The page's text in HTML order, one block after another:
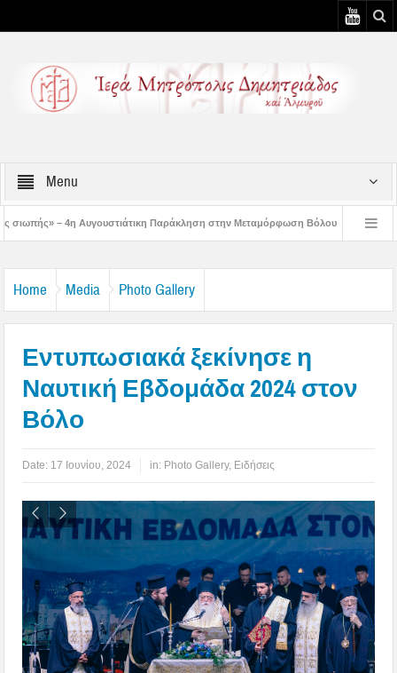
Menu
Παράκληση στην Μεταμόρφωση Βόλου Επίσκεψη του Δ/ντού της Β/
Home Media Photo Gallery
Εντυπωσιακά ξεκίνησε η
Ναυτική Εβδομάδα 2024 στον
Βόλο
Date: 17 Ιουνίου, 2024 in: Photo Gallery, Ειδήσεις